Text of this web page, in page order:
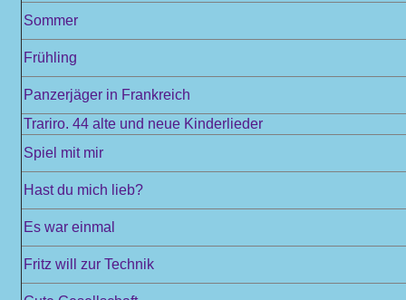
Sommer
Frühling
Panzerjäger in Frankreich
Trariro. 44 alte und neue Kinderlieder
Spiel mit mir
Hast du mich lieb?
Es war einmal
Fritz will zur Technik